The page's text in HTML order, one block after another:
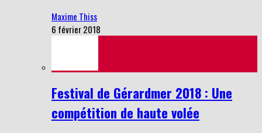
Maxime Thiss
6 février 2018
Festival de Gérardmer 2018 : Une
compétition de haute volée